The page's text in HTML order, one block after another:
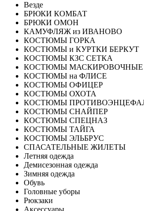
Везде
БРЮКИ КОМБАТ
БРЮКИ ОМОН
КАМУФЛЯЖ из ИВАНОВО
КОСТЮМЫ ГОРКА
КОСТЮМЫ и КУРТКИ БЕРКУТ
КОСТЮМЫ КЗС СЕТКА
КОСТЮМЫ МАСКИРОВОЧНЫЕ
КОСТЮМЫ на ФЛИСЕ
КОСТЮМЫ ОФИЦЕР
КОСТЮМЫ ОХОТА
КОСТЮМЫ
КОСТЮМЫ СНАЙПЕР
КОСТЮМЫ СПЕЦНАЗ
КОСТЮМЫ ТАЙГА
КОСТЮМЫ ЭЛЬБРУС
СПАСАТЕЛЬНЫЕ ЖИЛЕТЫ
Летняя одежда
Демисезонная одежда
Зимняя одежда
Обувь
Головные уборы
Рюкзаки
Аксессуары